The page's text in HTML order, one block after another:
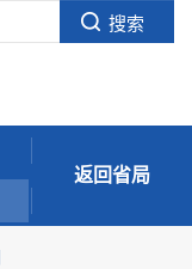
返回省局